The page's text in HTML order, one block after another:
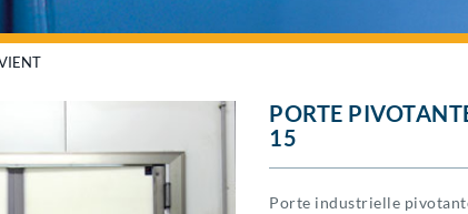
PORTE
15
Porte industrielle